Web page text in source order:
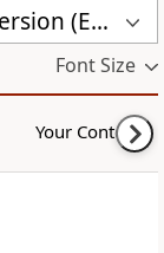
Odia Holy Bible: Easy-to-Read Version (ERV-OR)
Font Size
Your Content